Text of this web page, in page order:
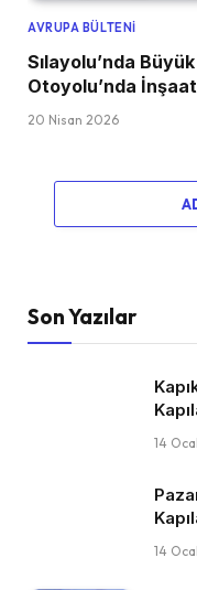
AVRUPA BÜLTENI
Sılayolu’nda
Otoyolu’nda
20 Nisan 2026
Son Yazılar
14
14